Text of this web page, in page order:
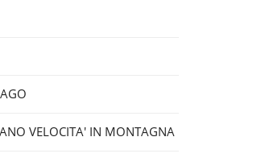
VELOCITA' IN MONTAGNA